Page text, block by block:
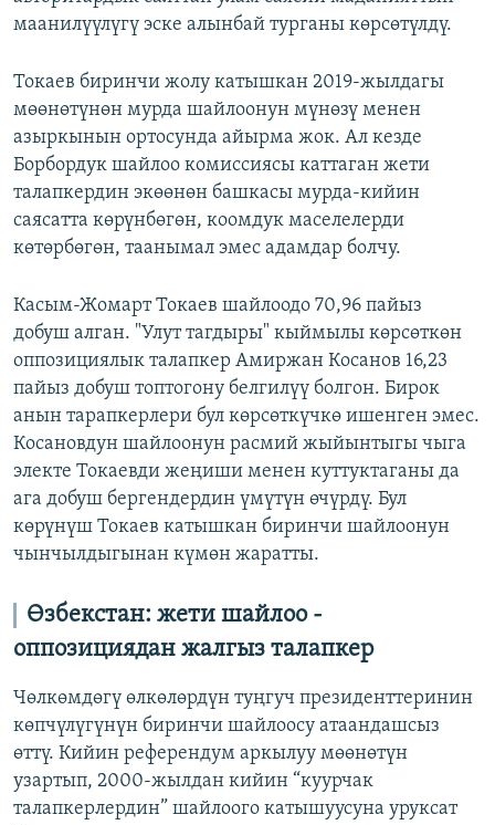
маанилүүлүгү эске алынбай турганы көрсөтүлдү.
Токаев биринчи жолу катышкан 2019-жылдагы
мөөнөтүнөн мурда шайлоонун мүнөзү менен
азыркынын ортосунда айырма жок. Ал кезде
Борбордук шайлоо комиссиясы каттаган жети
талапкердин экөөнөн башкасы мурда-кийин
саясатта көрүнбөгөн, коомдук маселелерди
көтөрбөгөн, таанымал эмес адамдар болчу.
Касым-Жомарт Токаев шайлоодо 70,96 пайыз
добуш алган. "Улут тагдыры" кыймылы көрсөткөн
оппозициялык талапкер Амиржан Косанов 16,23
пайыз добуш топтогону белгилүү болгон. Бирок
анын тарапкерлери бул көрсөткүчкө ишенген эмес.
Косановдун шайлоонун расмий жыйынтыгы чыга
электе Токаевди жеңиши менен куттуктаганы да
ага добуш бергендердин үмүтүн өчүрдү. Бул
көрүнүш Токаев катышкан биринчи шайлоонун
чынчылдыгынан күмөн жаратты.
Өзбекстан: жети шайлоо -
оппозициядан жалгыз талапкер
Чөлкөмдөгү өлкөлөрдүн туңгуч президенттеринин
көпчүлүгүнүн биринчи шайлоосу атаандашсыз
өттү. Кийин референдум аркылуу мөөнөтүн
узартып, 2000-жылдан кийин “куурчак
талапкерлердин” шайлоого катышуусуна уруксат